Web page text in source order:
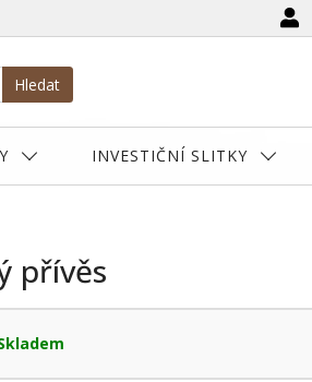
Hledat
INVESTIČNÍ SLITKY
přívěs